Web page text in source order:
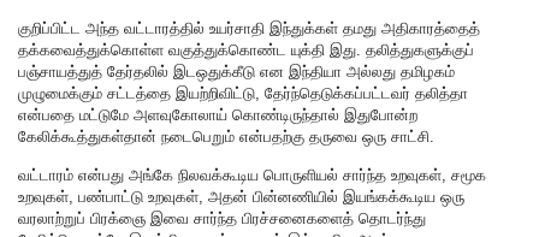
குறிப்பிட்ட அந்த வட்டாரத்தில் உயர்சாதி இந்துக்கள் தமது அதிகாரத்தைத்
தக்கவைத்துக்கொள்ள வகுத்துக்கொண்ட யுக்தி இது. தலித்துகளுக்குப்
பஞ்சாயத்துத் தேர்தலில் இடஒதுக்கீடு என இந்தியா அல்லது தமிழகம்
முழுமைக்கும் சட்டத்தை இயற்றிவிட்டு, தேர்ந்தெடுக்கப்பட்டவர் தலித்தா
என்பதை மட்டுமே அளவுகோலாய் கொண்டிருந்தால் இதுபோன்ற
கேலிக்கூத்துகள்தான் நடைபெறும் என்பதற்கு தருவை ஒரு சாட்சி.
வட்டாரம் என்பது அங்கே நிலவக்கூடிய பொருளியல் சார்ந்த உறவுகள், சமூக
உறவுகள், பண்பாட்டு உறவுகள், அதன் பின்னணியில் இயங்கக்கூடிய ஒரு
வரலாற்றுப் பிரக்ஞை இவை சார்ந்த பிரச்சனைகளைத் தொடர்ந்து